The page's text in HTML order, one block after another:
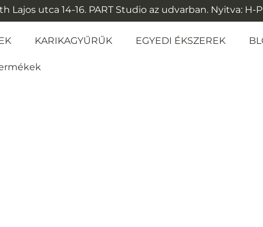
Lajos utca 14-16. PART Studio az udvarban. Nyitva: H-P:
KARIKAGYŰRŰK EGYEDI ÉKSZEREK